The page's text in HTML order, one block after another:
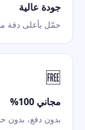
جودة عالية
حمّل بأعلى دقة
🆓
مجاني 100%
بدون دفع، بدون